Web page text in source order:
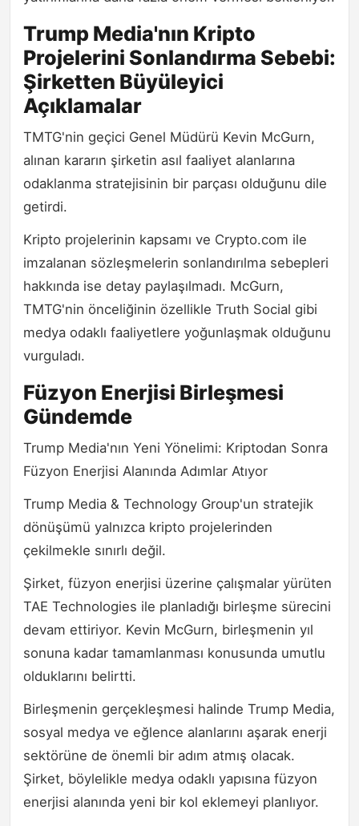
Trump Media'nın Kripto
Projelerini Sonlandırma Sebebi:
Şirketten Büyüleyici
Açıklamalar
TMTG'nin geçici Genel Müdürü Kevin McGurn,
alınan kararın şirketin asıl faaliyet alanlarına
odaklanma stratejisinin bir parçası olduğunu dile
getirdi.
Kripto projelerinin kapsamı ve Crypto.com ile
imzalanan sözleşmelerin sonlandırılma sebepleri
hakkında ise detay paylaşılmadı. McGurn,
TMTG'nin önceliğinin özellikle Truth Social gibi
medya odaklı faaliyetlere yoğunlaşmak olduğunu
vurguladı.
Füzyon Enerjisi Birleşmesi
Gündemde
Trump Media'nın Yeni Yönelimi: Kriptodan Sonra
Füzyon Enerjisi Alanında Adımlar Atıyor
Trump Media & Technology Group'un stratejik
dönüşümü yalnızca kripto projelerinden
çekilmekle sınırlı değil.
Şirket, füzyon enerjisi üzerine çalışmalar yürüten
TAE Technologies ile planladığı birleşme sürecini
devam ettiriyor. Kevin McGurn, birleşmenin yıl
sonuna kadar tamamlanması konusunda umutlu
olduklarını belirtti.
Birleşmenin gerçekleşmesi halinde Trump Media,
sosyal medya ve eğlence alanlarını aşarak enerji
sektörüne de önemli bir adım atmış olacak.
Şirket, böylelikle medya odaklı yapısına füzyon
enerjisi alanında yeni bir kol eklemeyi planlıyor.